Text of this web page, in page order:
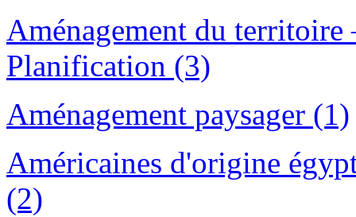
Aménagement du
Planification (3)
Aménagement paysager (1)
Américaines d'origine
(2)